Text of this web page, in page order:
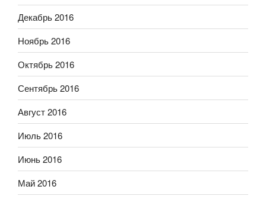
Декабрь 2016
Ноябрь 2016
Октябрь 2016
Сентябрь 2016
Август 2016
Июль 2016
Июнь 2016
Май 2016